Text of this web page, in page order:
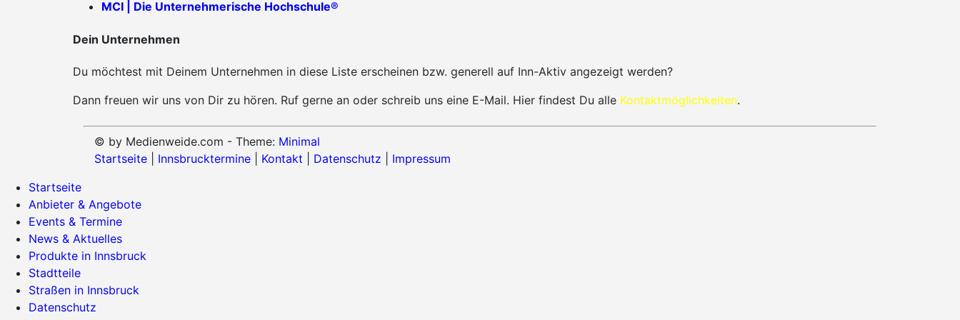
MCI | Die Unternehmerische Hochschule®
Dein Unternehmen
Du möchtest mit Deinem Unternehmen in diese Liste erscheinen bzw. generell auf Inn-Aktiv angezeigt werden?
Dann freuen wir uns von Dir zu hören. Ruf gerne an oder schreib uns eine E-Mail. Hier findest Du alle Kontaktmöglichkeiten.
© by Medienweide.com - Theme: Minimal
Startseite
Innsbrucktermine Kontakt Datenschutz
Impressum
Startseite
Anbieter & Angebote
Events & Termine
News & Aktuelles
Produkte in Innsbruck
Stadtteile
Straßen in Innsbruck
Datenschutz